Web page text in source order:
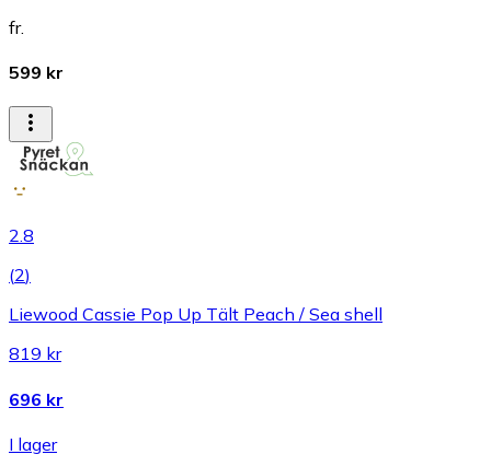
fr.
599 kr
2.8
(2)
Liewood Cassie Pop Up Tält Peach / Sea shell
819 kr
696 kr
I lager